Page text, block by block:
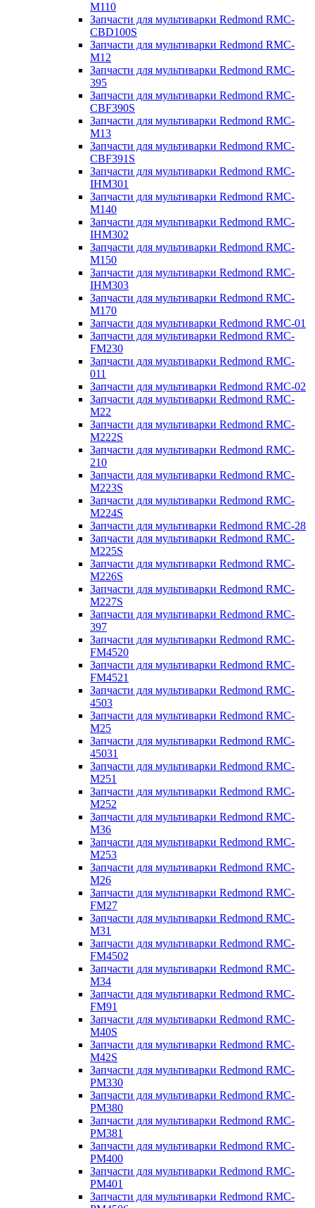
M110
Запчасти для мультиварки Redmond RMC-
CBD100S
Запчасти для мультиварки Redmond RMC-
M12
Запчасти для мультиварки Redmond RMC-
395
Запчасти для мультиварки Redmond RMC-
CBF390S
Запчасти для мультиварки Redmond RMC-
M13
Запчасти для мультиварки Redmond RMC-
CBF391S
Запчасти для мультиварки Redmond RMC-
IHM301
Запчасти для мультиварки Redmond RMC-
M140
Запчасти для мультиварки Redmond RMC-
IHM302
Запчасти для мультиварки Redmond RMC-
M150
Запчасти для мультиварки Redmond RMC-
IHM303
Запчасти для мультиварки Redmond RMC-
M170
Запчасти для мультиварки Redmond RMC-01
Запчасти для мультиварки Redmond RMC-
FM230
Запчасти для мультиварки Redmond RMC-
011
Запчасти для мультиварки Redmond RMC-02
Запчасти для мультиварки Redmond RMC-
M22
Запчасти для мультиварки Redmond RMC-
M222S
Запчасти для мультиварки Redmond RMC-
210
Запчасти для мультиварки Redmond RMC-
M223S
Запчасти для мультиварки Redmond RMC-
M224S
Запчасти для мультиварки Redmond RMC-28
Запчасти для мультиварки Redmond RMC-
M225S
Запчасти для мультиварки Redmond RMC-
M226S
Запчасти для мультиварки Redmond RMC-
M227S
Запчасти для мультиварки Redmond RMC-
397
Запчасти для мультиварки Redmond RMC-
FM4520
Запчасти для мультиварки Redmond RMC-
FM4521
Запчасти для мультиварки Redmond RMC-
4503
Запчасти для мультиварки Redmond RMC-
M25
Запчасти для мультиварки Redmond RMC-
45031
Запчасти для мультиварки Redmond RMC-
M251
Запчасти для мультиварки Redmond RMC-
M252
Запчасти для мультиварки Redmond RMC-
M36
Запчасти для мультиварки Redmond RMC-
M253
Запчасти для мультиварки Redmond RMC-
M26
Запчасти для мультиварки Redmond RMC-
FM27
Запчасти для мультиварки Redmond RMC-
M31
Запчасти для мультиварки Redmond RMC-
FM4502
Запчасти для мультиварки Redmond RMC-
M34
Запчасти для мультиварки Redmond RMC-
FM91
Запчасти для мультиварки Redmond RMC-
M40S
Запчасти для мультиварки Redmond RMC-
M42S
Запчасти для мультиварки Redmond RMC-
PM330
Запчасти для мультиварки Redmond RMC-
PM380
Запчасти для мультиварки Redmond RMC-
PM381
Запчасти для мультиварки Redmond RMC-
PM400
Запчасти для мультиварки Redmond RMC-
PM401
Запчасти для мультиварки Redmond RMC-